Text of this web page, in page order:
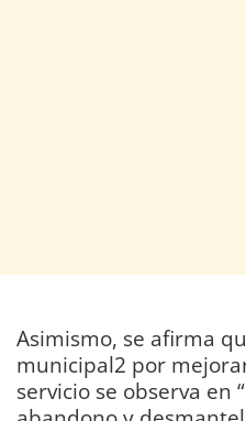
Asimismo, se afirma
municipal2 por
servicio se observa en